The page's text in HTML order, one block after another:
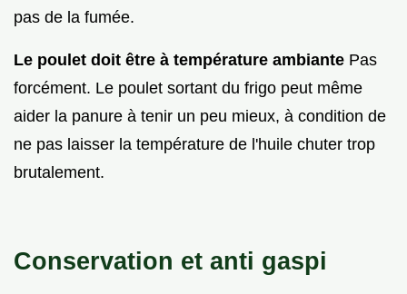
pas de la fumée.
Le poulet doit être à température ambiante Pas
forcément. Le poulet sortant du frigo peut même
aider la panure à tenir un peu mieux, à condition de
ne pas laisser la température de l'huile chuter trop
brutalement.
Conservation et anti gaspi